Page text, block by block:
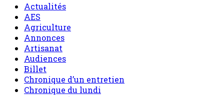
Actualités
AES
Agriculture
Annonces
Artisanat
Audiences
Billet
Chronique d’un entretien
Chronique du lundi